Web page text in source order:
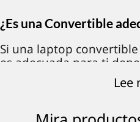
¿Es una Convertible
Si una laptop
es adecuada para ti
buscando para disfrutar
¿Tienes actualmente
buscando una que sea
Lee